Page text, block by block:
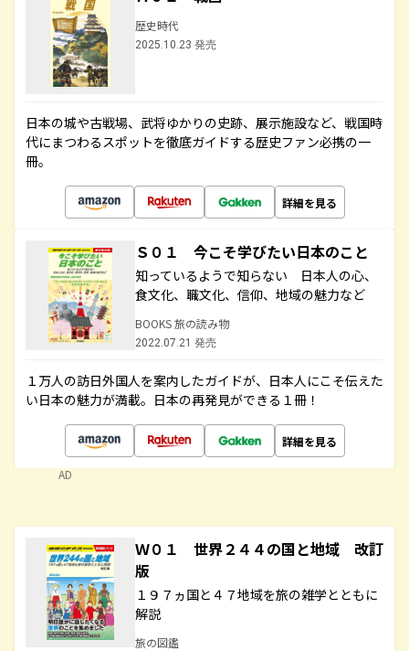
歴史時代
2025.10.23 発売
日本の城や古戦場、武将ゆかりの史跡、展示施設など、戦国時
代にまつわるスポットを徹底ガイドする歴史ファン必携の一
冊。
詳細を見る
Ｓ０１ 今こそ学びたい日本のこと
知っているようで知らない 日本人の心、
食文化、職文化、信仰、地域の魅力など
BOOKS 旅の読み物
2022.07.21 発売
１万人の訪日外国人を案内したガイドが、日本人にこそ伝えた
い日本の魅力が満載。日本の再発見ができる１冊！
詳細を見る
AD
Ｗ０１ 世界２４４の国と地域 改訂
版
１９７ヵ国と４７地域を旅の雑学とともに
解説
旅の図鑑